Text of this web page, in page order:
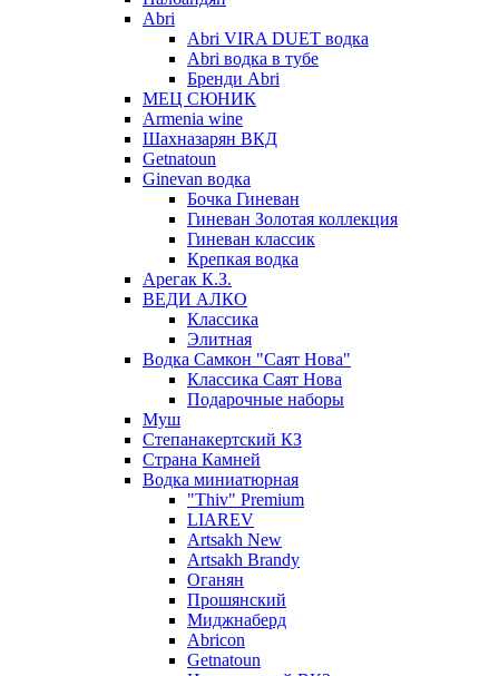
Abri
Abri VIRA DUET водка
Abri водка в тубе
Бренди Abri
МЕЦ СЮНИК
Armenia wine
Шахназарян ВКД
Getnatoun
Ginevan водка
Бочка Гиневан
Гиневан Золотая коллекция
Гиневан классик
Крепкая водка
Арегак К.З.
ВЕДИ АЛКО
Классика
Элитная
Водка Самкон "Саят Нова"
Классика Саят Нова
Подарочные наборы
Муш
Степанакертский КЗ
Страна Камней
Водка миниатюрная
"Thiv" Premium
LIAREV
Artsakh New
Artsakh Brandy
Оганян
Прошянский
Миджнаберд
Abricon
Getnatoun